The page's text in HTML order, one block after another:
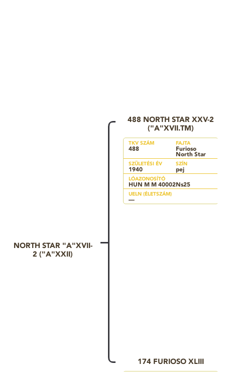
NORTH STAR "A"XVII-
2 ("A"XXII)
488 NORTH STAR XXV-2
("A"XVII.TM)
TKV SZÁM
488
FAJTA
Furioso
North Star
SZÜLETÉSI ÉV
1940
SZÍN
pej
LÓAZONOSÍTÓ
HUN M M 40002Ns25
UELN (ÉLETSZÁM)
—
174 FURIOSO XLIII